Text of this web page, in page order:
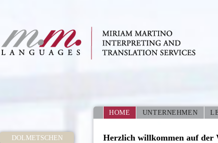
DOLMETSCHEN
HOME UNTERNEHMEN
Herzlich willkommen auf der